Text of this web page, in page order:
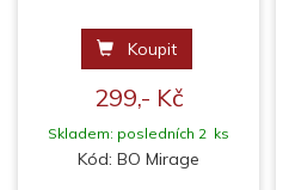
Koupit
299,- Kč
Skladem: posledních 2 ks
Kód: BO Mirage